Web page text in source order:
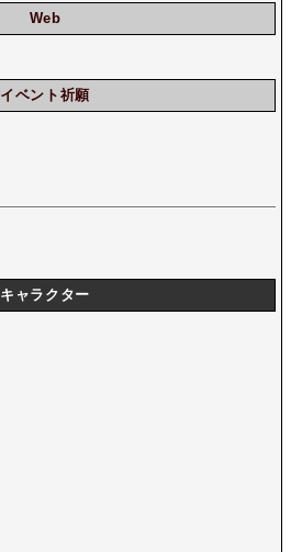
Web
イベント祈願
キャラクター